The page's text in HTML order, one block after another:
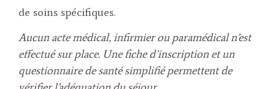
de soins spécifiques.
Aucun acte médical, infirmier ou paramédical n’est
effectué sur place. Une fiche d’inscription et un
questionnaire de santé simplifié permettent de